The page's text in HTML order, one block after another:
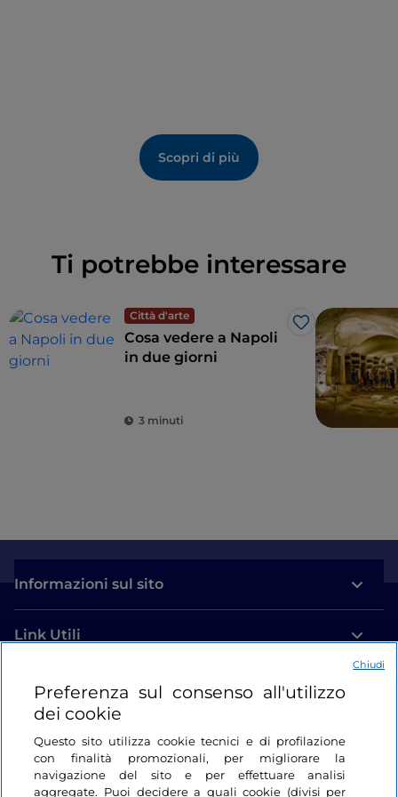
Scopri di più
Ti potrebbe interessare
Città d'arte
Like
Cosa vedere a Napoli
in due giorni
3 minuti
Informazioni sul sito
Link Utili
Login
Restiamo in contatto
Preferenza sul consenso all'utilizzo
dei cookie
Questo sito utilizza cookie tecnici e di profilazione
con finalità promozionali, per migliorare la
navigazione del sito e per effettuare analisi
aggregate. Puoi decidere a quali cookie (divisi per
Chiudi